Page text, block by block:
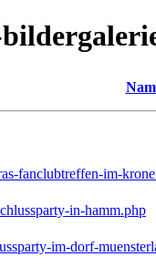
fanclubtreffen-im-
in-hamm.php
im-dorf-